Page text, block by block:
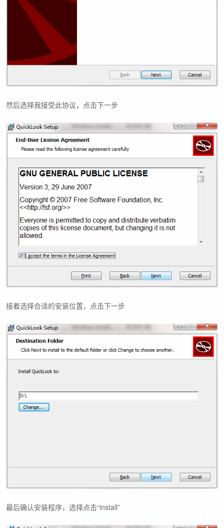
然后选择我接受此协议，点击下一步
接着选择合适的安装位置，点击下一步
最后确认安装程序，选择点击“install”